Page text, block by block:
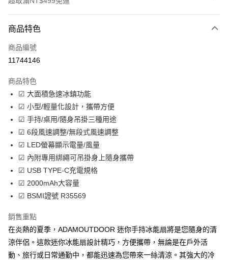
信用卡一次付款
超商取貨付款
Apple Pay
街口支付
悠遊付
Google Pay
全盈+PAY
大哥付你分期
相關說明
1.本服務由台灣大哥大提供，台灣大哥大用戶可立即使用無須另外申請。
2.付款方式選擇「大哥付你分期」，訂單成立後會自動跳轉到大哥付的交易
流程，驗證手機門號後，選擇欲分期的期數、繳款截止日，確認付款後即完
成交易。
3.實際核准額度、可分期數及費用金額請依後續交易確認頁面所載為準。
AFTEE先享後付
相關說明
【關於「AFTEE先享後付」】
AFTEE先享後付是「在收到商品之後才付款」的支付方式。 讓您購物簡單
商品特色
商品編號
11744146
商品特色
☑ 大面積急速冰鎮功能
☑ 小型/輕量化設計，攜帶方便
☑ 手持/桌用/隨身吊掛三種用途
☑ 6段風速調整/無段式風速調整
☑ LED螢幕顯示電量/風量
☑ 內附專用綁繩可吊掛身上隨身攜帶
☑ USB TYPE-C充電規格
☑ 2000mAh大容量
☑ BSMI證號 R35569
銷售重點
在炎熱的夏季，ADAMOUTDOOR 迷你手持冰能扇將是您隨身的清
涼伴侶。這款迷你冰能扇設計精巧，方便攜帶，無論是在戶外活
動、旅行或日常通勤中，都能迅速為您帶來一絲清涼。其強大的冷